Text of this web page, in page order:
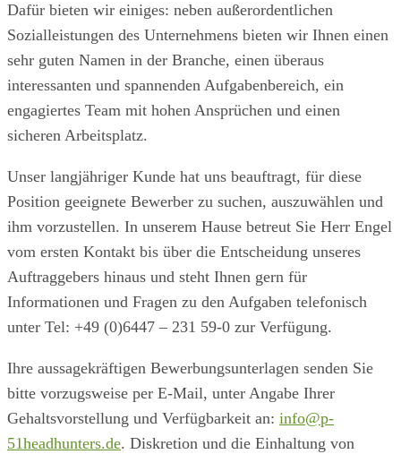
Dafür bieten wir einiges: neben außerordentlichen
Sozialleistungen des Unternehmens bieten wir Ihnen einen
sehr guten Namen in der Branche, einen überaus
interessanten und spannenden Aufgabenbereich, ein
engagiertes Team mit hohen Ansprüchen und einen
sicheren Arbeitsplatz.
Unser langjähriger Kunde hat uns beauftragt, für diese
Position geeignete Bewerber zu suchen, auszuwählen und
ihm vorzustellen. In unserem Hause betreut Sie Herr Engel
vom ersten Kontakt bis über die Entscheidung unseres
Auftraggebers hinaus und steht Ihnen gern für
Informationen und Fragen zu den Aufgaben telefonisch
unter Tel: +49 (0)6447 – 231 59-0 zur Verfügung.
Ihre aussagekräftigen Bewerbungsunterlagen senden Sie
bitte vorzugsweise per E-Mail, unter Angabe Ihrer
Gehaltsvorstellung und Verfügbarkeit an: info@p-
51headhunters.de. Diskretion und die Einhaltung von